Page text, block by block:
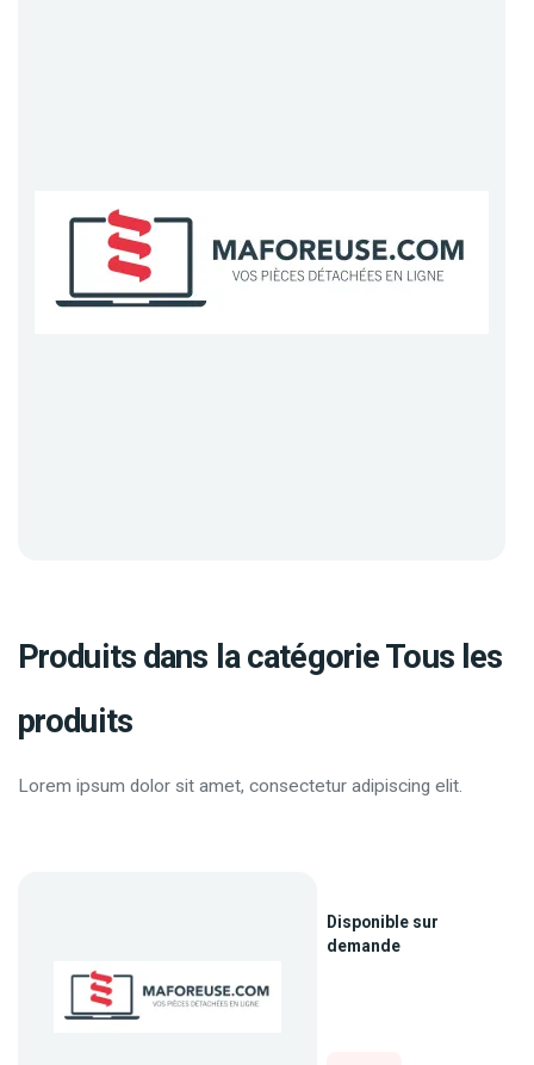
Produits dans la catégorie Tous les
produits
Lorem ipsum dolor sit amet, consectetur adipiscing elit.
Disponible sur
demande